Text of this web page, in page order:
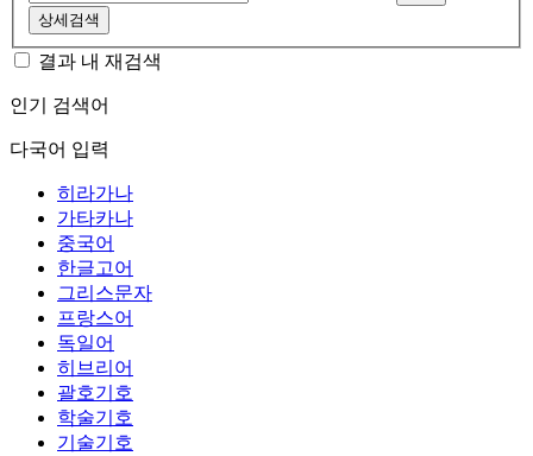
상세검색
결과 내 재검색
인기 검색어
다국어 입력
히라가나
가타카나
중국어
한글고어
그리스문자
프랑스어
독일어
히브리어
괄호기호
학술기호
기술기호